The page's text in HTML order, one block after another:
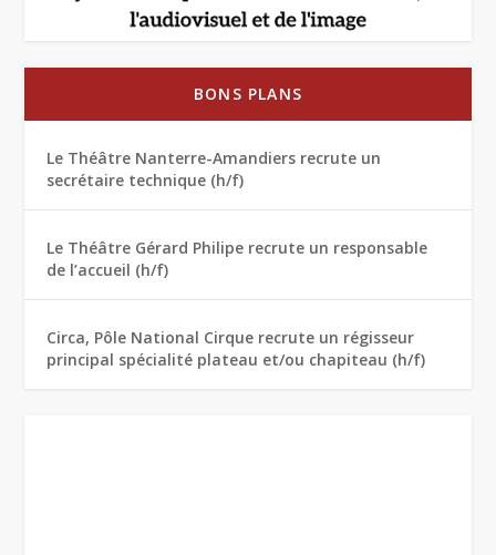
BONS PLANS
Le Théâtre Nanterre-Amandiers recrute un
secrétaire technique (h/f)
Le Théâtre Gérard Philipe recrute un responsable
de l’accueil (h/f)
Circa, Pôle National Cirque recrute un régisseur
principal spécialité plateau et/ou chapiteau (h/f)